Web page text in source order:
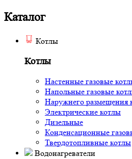
Каталог
Котлы
Котлы
Настенные газовые
Напольные газовые
Наружнего размещения
Электрические котлы
Дизельные
Конденсационные
Твердотопливные котлы
Водонагреватели